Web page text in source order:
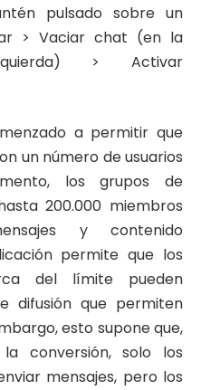
pulsado sobre un
> Vaciar chat (en la
> Activar
a permitir que
un número de usuarios
los grupos de
200.000 miembros
y contenido
permite que los
del límite pueden
difusión que permiten
esto supone que,
conversión, solo los
mensajes, pero los